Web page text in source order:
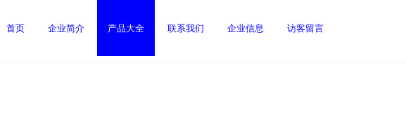
首页 企业简介 产品大全 联系我们 企业信息 访客留言